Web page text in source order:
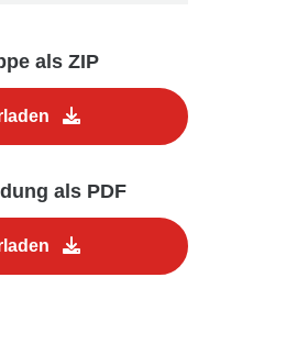
als ZIP
als PDF